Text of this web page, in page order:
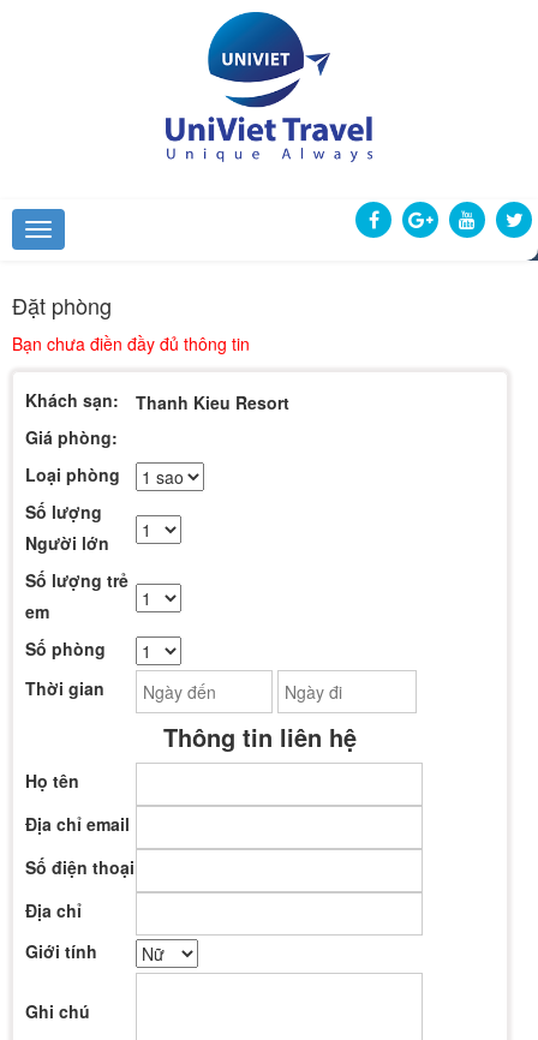
Đặt phòng
Bạn chưa điền đầy đủ thông tin
Khách sạn:
Thanh Kieu Resort
Giá phòng:
Loại phòng
Số lượng
Người lớn
Số lượng trẻ
em
Số phòng
Thời gian
Thông tin liên hệ
Họ tên
Địa chỉ email
Số điện thoại
Địa chỉ
Giới tính
Ghi chú